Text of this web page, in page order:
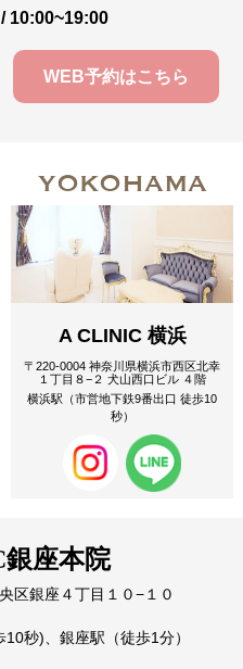
10:00~19:00
WEB予約はこちら
YOKOHAMA
A CLINIC 横浜
〒220-0004 神奈川県横浜市西区北幸
１丁目８−２ 犬山西口ビル ４階
横浜駅（市営地下鉄9番出口 徒歩10
秒）
銀座本院
区銀座４丁目１０−１０
秒)、銀座駅（徒歩1分）